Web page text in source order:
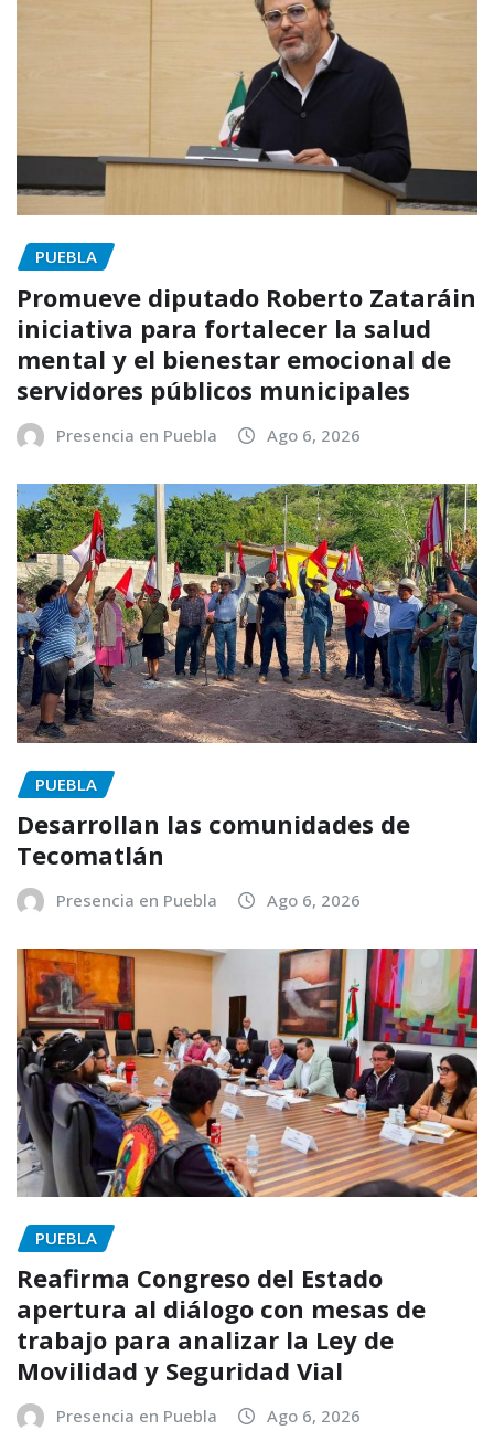
PUEBLA
Promueve diputado Roberto Zataráin
iniciativa para fortalecer la salud
mental y el bienestar emocional de
servidores públicos municipales
Presencia en Puebla Ago 6, 2026
PUEBLA
Desarrollan las comunidades de
Tecomatlán
Presencia en Puebla Ago 6, 2026
PUEBLA
Reafirma Congreso del Estado
apertura al diálogo con mesas de
trabajo para analizar la Ley de
Movilidad y Seguridad Vial
Presencia en Puebla Ago 6, 2026